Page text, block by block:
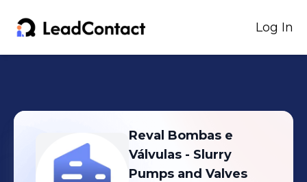
Log In
Reval Bombas e
Válvulas - Slurry
Pumps and Valves